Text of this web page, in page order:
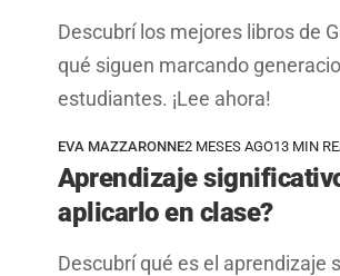
Descubrí los mejores libros de
qué siguen marcando
estudiantes. ¡Lee ahora!
EVA MAZZARONNE2 MESES AGO13 MIN
Aprendizaje
aplicarlo en clase?
Descubrí qué es el aprendizaje